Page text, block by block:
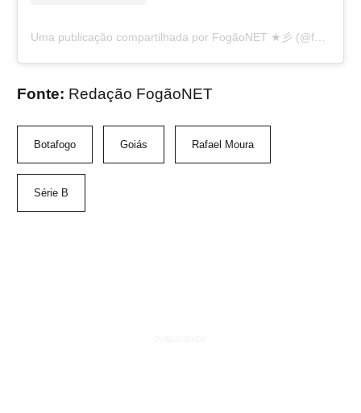
Fonte: Redação FogãoNET
Botafogo Goiás Rafael Moura
Série B